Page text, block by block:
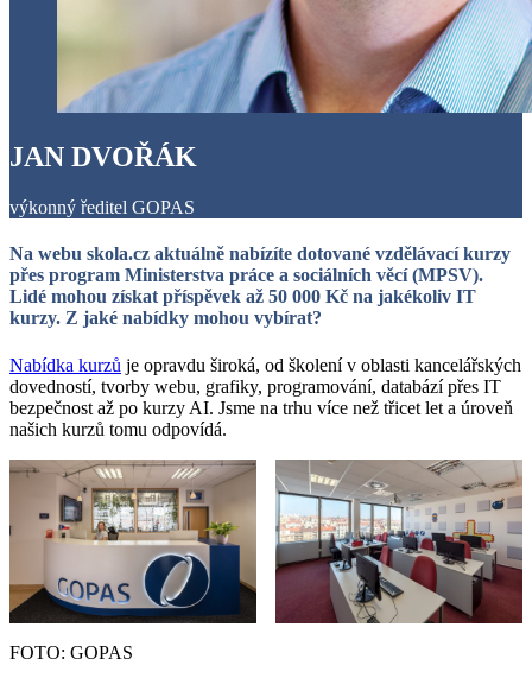
JAN DVOŘÁK
výkonný ředitel GOPAS
Na webu skola.cz aktuálně nabízíte dotované vzdělávací kurzy
přes program Ministerstva práce a sociálních věcí (MPSV).
Lidé mohou získat příspěvek až 50 000 Kč na jakékoliv IT
kurzy. Z jaké nabídky mohou vybírat?
Nabídka kurzů je opravdu široká, od školení v oblasti kancelářských
dovedností, tvorby webu, grafiky, programování, databází přes IT
bezpečnost až po kurzy AI. Jsme na trhu více než třicet let a úroveň
našich kurzů tomu odpovídá.
FOTO: GOPAS